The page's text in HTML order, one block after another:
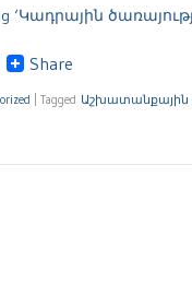
‘Կադրային
Share
Tagged Աշխատանքային